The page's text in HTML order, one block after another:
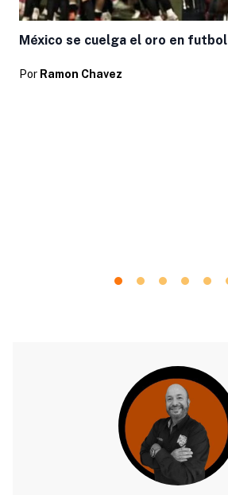
México se cuelga el oro en futbol
Por Ramon Chavez